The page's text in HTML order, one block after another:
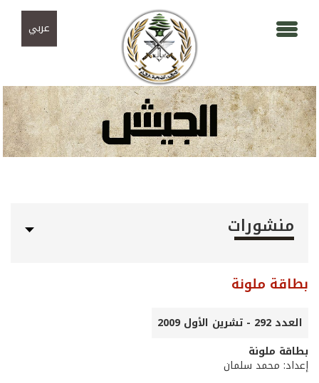
عربي
منشورات
بطاقة ملونة
العدد 292 - تشرين الأول 2009
بطاقة ملونة
إعداد: محمد سلمان